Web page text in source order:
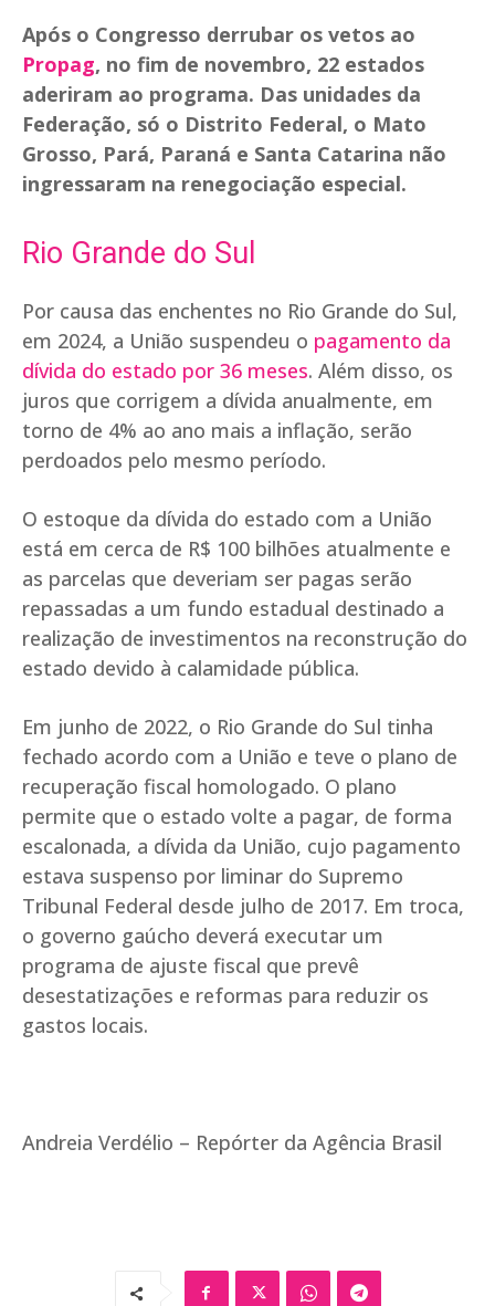
Após o Congresso derrubar os vetos ao
Propag, no fim de novembro, 22 estados
aderiram ao programa. Das unidades da
Federação, só o Distrito Federal, o Mato
Grosso, Pará, Paraná e Santa Catarina não
ingressaram na renegociação especial.
Rio Grande do Sul
Por causa das enchentes no Rio Grande do Sul,
em 2024, a União suspendeu o pagamento da
dívida do estado por 36 meses. Além disso, os
juros que corrigem a dívida anualmente, em
torno de 4% ao ano mais a inflação, serão
perdoados pelo mesmo período.
O estoque da dívida do estado com a União
está em cerca de R$ 100 bilhões atualmente e
as parcelas que deveriam ser pagas serão
repassadas a um fundo estadual destinado a
realização de investimentos na reconstrução do
estado devido à calamidade pública.
Em junho de 2022, o Rio Grande do Sul tinha
fechado acordo com a União e teve o plano de
recuperação fiscal homologado. O plano
permite que o estado volte a pagar, de forma
escalonada, a dívida da União, cujo pagamento
estava suspenso por liminar do Supremo
Tribunal Federal desde julho de 2017. Em troca,
o governo gaúcho deverá executar um
programa de ajuste fiscal que prevê
desestatizações e reformas para reduzir os
gastos locais.
Andreia Verdélio – Repórter da Agência Brasil